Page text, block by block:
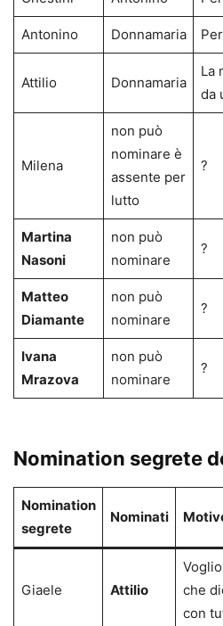
Antonino Donnamaria
Attilio Donnamaria
La
da
Milena
non può
nominare è
assente per
lutto
?
Martina
Nasoni
non può
nominare
?
Matteo
Diamante
non può
nominare
?
Ivana
Mrazova
non può
nominare
?
Nomination segrete
Nomination
segrete
Nominati
Giaele Attilio
che
con